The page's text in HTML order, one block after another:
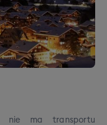
ma transportu